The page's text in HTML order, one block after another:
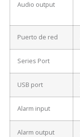
Audio output
Puerto de red
Series Port
USB port
Alarm input
Alarm output